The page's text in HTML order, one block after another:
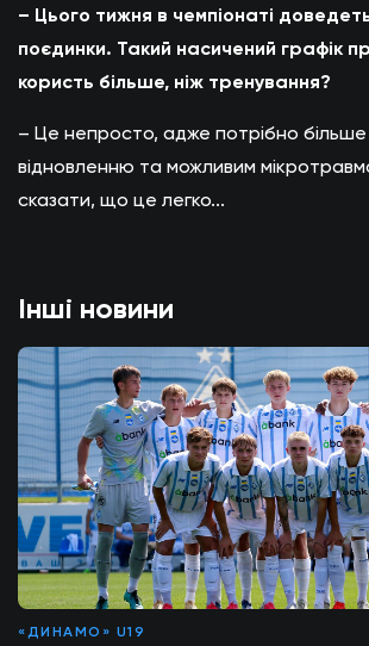
– Цього тижня в чемпіонаті
поєдинки. Такий насичений графік
користь більше, ніж тренування?
– Це непросто, адже потрібно більше
відновленню та можливим
сказати, що це легко...
Інші новини
«ДИНАМО» U19